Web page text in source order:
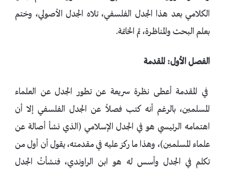
الكلامي بعد هذا الجدل الفلسفي، تلاه الجدل الأصولي، وختم
بعلم البحث والمناظرة، ثم الخاتمة.
الفصل الأول: المقدمة
في المقدمة أعطى نظرة سريعة عن تطور الجدل عن العلماء
المسلمين، بالرغم أنه كتب فصلاً عن الجدل الفلسفي إلا أن
اهتمامه الرئيسي هو في الجدل الإسلامي (الذي نشأ أصالة عن
علماء المسلمين)، وهذا ما ركز عليه في مقدمته، يقول أن أول من
تكلم في الجدل وأسس له هو ابن الراوندي، فنشأتُ الجدل